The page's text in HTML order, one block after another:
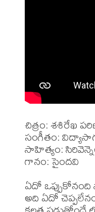
చిత్రం: శశిరేఖ
సంగీతం:
సాహిత్యం:
గానం: సైందవి
ఏదో
అది ఏదో